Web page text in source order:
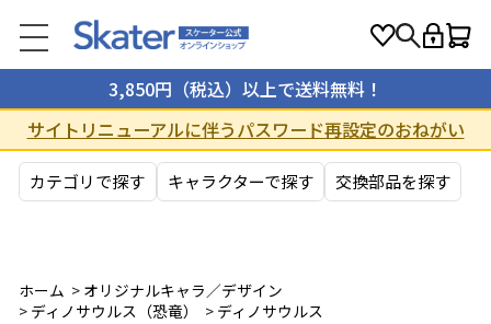
3,850円（税込）以上で送料無料！
サイトリニューアルに伴うパスワード再設定のおねがい
カテゴリで探す キャラクターで探す 交換部品を探す
ホーム > オリジナルキャラ／デザイン
> ディノサウルス（恐竜） > ディノサウルス